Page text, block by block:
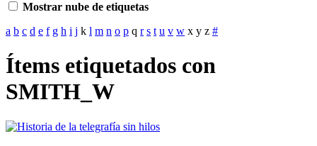
Mostrar nube de etiquetas
a b c d e f g h i j k l m n o p q r s t u v w x y z #
Ítems etiquetados con
SMITH_W